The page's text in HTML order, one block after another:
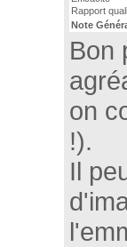
Rapport
Note
Bon
on
!).
Il